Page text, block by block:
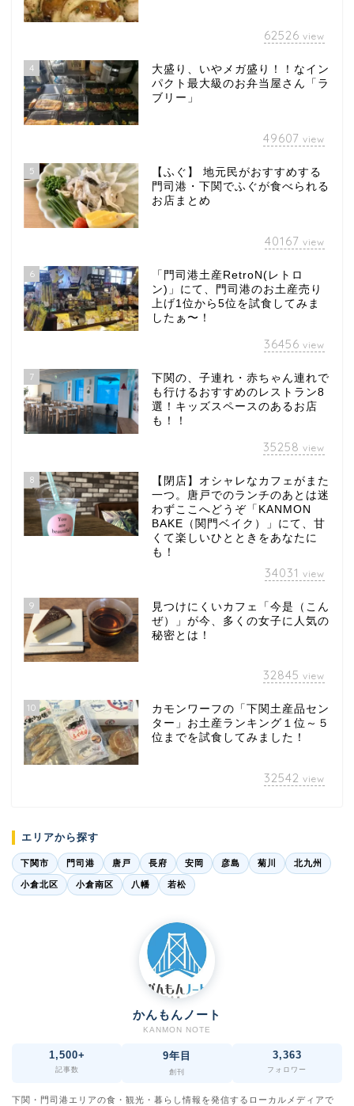
62526 view
4
大盛り、いやメガ盛り！！なイン
パクト最大級のお弁当屋さん「ラ
ブリー」
49607 view
5
【ふぐ】 地元民がおすすめする
門司港・下関でふぐが食べられる
お店まとめ
40167 view
6
「門司港土産RetroN(レトロ
ン)」にて、門司港のお土産売り
上げ1位から5位を試食してみま
したぁ〜！
36456 view
7
下関の、子連れ・赤ちゃん連れで
も行けるおすすめのレストラン8
選！キッズスペースのあるお店
も！！
35258 view
8
【閉店】オシャレなカフェがまた
一つ。唐戸でのランチのあとは迷
わずここへどうぞ「KANMON
BAKE（関門ベイク）」にて、甘
くて楽しいひとときをあなたに
も！
34031 view
9
見つけにくいカフェ「今是（こん
ぜ）」が今、多くの女子に人気の
秘密とは！
32845 view
10
カモンワーフの「下関土産品セン
ター」お土産ランキング１位～５
位までを試食してみました！
32542 view
エリアから探す
下関市 門司港 唐戸 長府 安岡 彦島 菊川 北九州
小倉北区 小倉南区 八幡 若松
かんもんノート
KANMON NOTE
1,500+
記事数
9年目
創刊
3,363
フォロワー
下関・門司港エリアの食・観光・暮らし情報を発信するローカルメディアで